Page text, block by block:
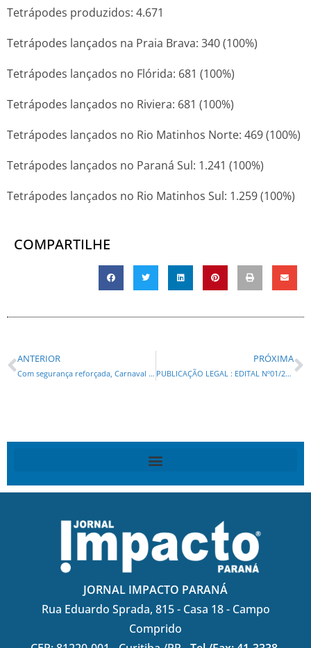
Tetrápodes produzidos: 4.671
Tetrápodes lançados na Praia Brava: 340 (100%)
Tetrápodes lançados no Flórida: 681 (100%)
Tetrápodes lançados no Riviera: 681 (100%)
Tetrápodes lançados no Rio Matinhos Norte: 469 (100%)
Tetrápodes lançados no Paraná Sul: 1.241 (100%)
Tetrápodes lançados no Rio Matinhos Sul: 1.259 (100%)
COMPARTILHE
ANTERIOR
Com segurança reforçada, Carnaval reúne 1,3 milhão de pessoas no Litoral do Paraná
PRÓXIMA
PUBLICAÇÃO LEGAL : EDITAL Nº01/2025 SENAD-PR – LEILÃO POLICIA CIVIL -PR. e EDITAL Nº02/2025 SENAD-PR – LEILÃO POLICIA FEDERAL-PR –
JORNAL IMPACTO PARANÁ
Rua Eduardo Sprada, 815 - Casa 18 - Campo
Comprido